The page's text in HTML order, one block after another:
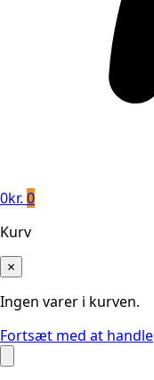
0kr. 0
Kurv
×
Ingen varer i kurven.
Fortsæt med at handle